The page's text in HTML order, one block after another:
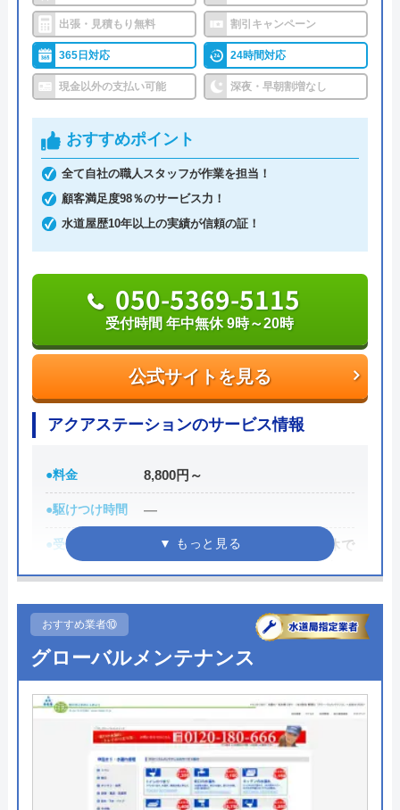
密着で営業しています。
24時間年中無休で営業しており、最短30分で駆け付
けてくれるので、急なトラブルでもすぐに解決して
水道局指定工事店に登録されているので、一定の技
術力が保証されている業者となっています。安心し
て作業をお任せできるので、まずは無料の見積もり
をご利用ください。
公式サイトを見る
0120-991-434
受付時間 24時間
たうん水道修理センターの基本情報
運営会社 たうん水道修理センター
代表者 高橋英樹
所在地
〒223-0057
神奈川県横浜市港北区新羽町1325
対応エリア 神奈川県、東京都、千葉県全域
ミ on
2.9（40件のクチコミ）
※クチコミの内容について
出張・見積もり無料 割引キャンペーン
365日対応 24時間対応
現金以外の支払い可能 深夜・早朝割増なし
おすすめポイント
全て自社の職人スタッフが作業を担当！
顧客満足度98％のサービス力！
水道屋歴10年以上の実績が信頼の証！
公式サイトを見る
050-5369-5115
受付時間 年中無休 9時～20時
アクアステーションのサービス情報
●料金 8,800円～
●駆けつけ時間 ―
●受付時間
営業日は土日祝を含む年中無休で
す。受付時間はお電話が9時から20
ます。
●累計実績 年間40,000件以上
●保証・保険 ―
詳細は公式HPでご確認ください
アクアステーションがおすすめの理由
おすすめ業者⑩
グローバルメンテナンス